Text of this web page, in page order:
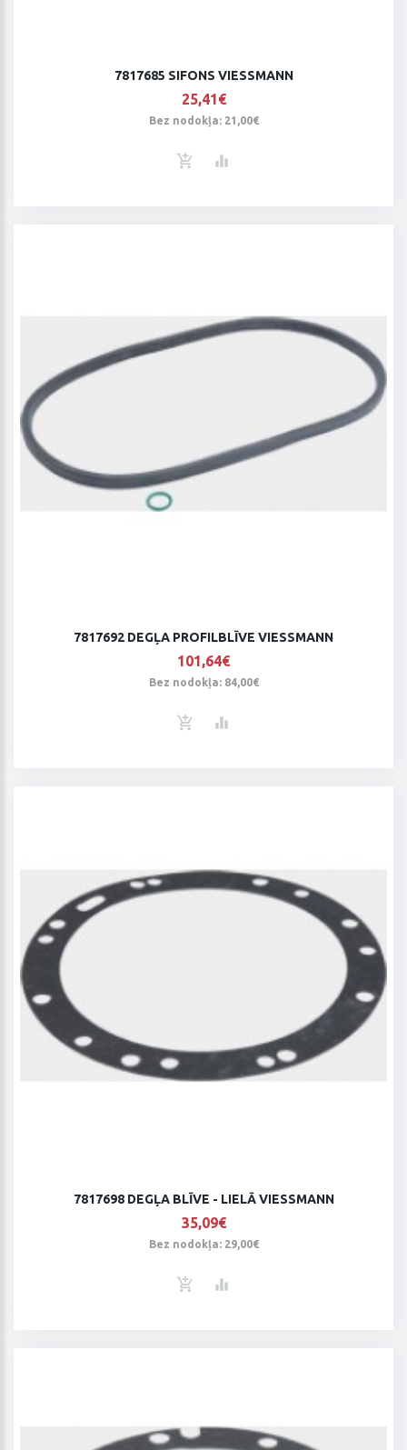
7817685 SIFONS VIESSMANN
25,41€
Bez nodokļa: 21,00€
7817692 DEGĻA PROFILBLĪVE VIESSMANN
101,64€
Bez nodokļa: 84,00€
7817698 DEGĻA BLĪVE - LIELĀ VIESSMANN
35,09€
Bez nodokļa: 29,00€